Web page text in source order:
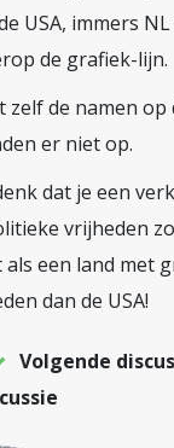
USA, immers
de grafiek-lijn.
zelf de namen
er niet op.
dat je een
vrijheden
als een land met
dan de USA!
Volgende